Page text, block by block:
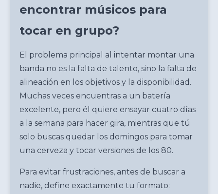
encontrar músicos para
tocar en grupo?
El problema principal al intentar montar una
banda no es la falta de talento, sino la falta de
alineación en los objetivos y la disponibilidad.
Muchas veces encuentras a un batería
excelente, pero él quiere ensayar cuatro días
a la semana para hacer gira, mientras que tú
solo buscas quedar los domingos para tomar
una cerveza y tocar versiones de los 80.
Para evitar frustraciones, antes de buscar a
nadie, define exactamente tu formato: